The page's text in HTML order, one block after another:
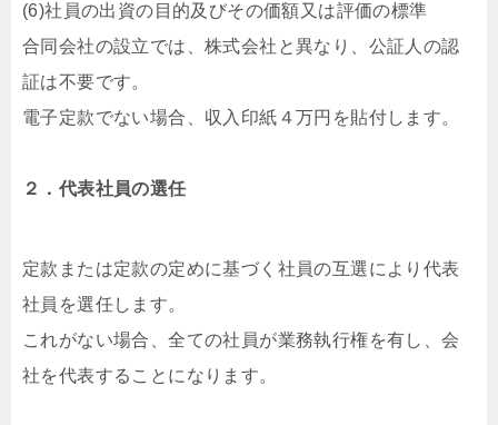
(6)社員の出資の目的及びその価額又は評価の標準
合同会社の設立では、株式会社と異なり、公証人の認
証は不要です。
電子定款でない場合、収入印紙４万円を貼付します。
２．代表社員の選任
定款または定款の定めに基づく社員の互選により代表
社員を選任します。
これがない場合、全ての社員が業務執行権を有し、会
社を代表することになります。